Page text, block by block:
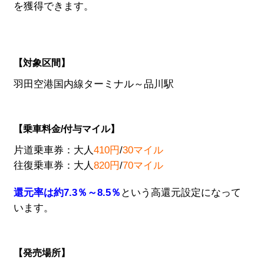
を獲得できます。
【対象区間】
羽田空港国内線ターミナル～品川駅
【乗車料金/付与マイル】
片道乗車券：大人410円/30マイル
往復乗車券：大人820円/70マイル
還元率は約7.3％～8.5％ という高還元設定になって
います。
【発売場所】